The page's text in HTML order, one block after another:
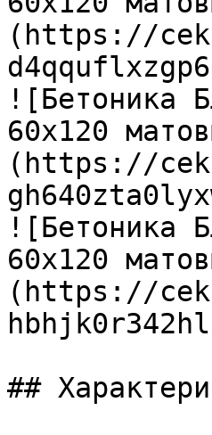
(https://
![Бетоника
60х120
(https://
![Бетоника
60х120
(https://
##